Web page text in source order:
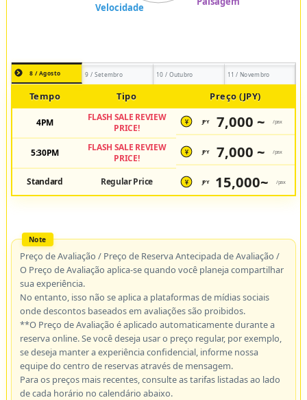
8 / Agosto 9 / Setembro 10 / Outubro 11 / Novembro
Tempo Tipo Preço (JPY)
4PM
FLASH SALE REVIEW
PRICE!
¥ JPY 7,000 ~ /pax
5:30PM
FLASH SALE REVIEW
PRICE!
¥ JPY 7,000 ~ /pax
Standard Regular Price ¥ JPY 15,000~ /pax
Preço de Avaliação / Preço de Reserva Antecipada de Avaliação /
O Preço de Avaliação aplica-se quando você planeja compartilhar
sua experiência.
No entanto, isso não se aplica a plataformas de mídias sociais
onde descontos baseados em avaliações são proibidos.
**O Preço de Avaliação é aplicado automaticamente durante a
reserva online. Se você deseja usar o preço regular, por exemplo,
se deseja manter a experiência confidencial, informe nossa
equipe do centro de reservas através de mensagem.
Para os preços mais recentes, consulte as tarifas listadas ao lado
de cada horário no calendário abaixo.